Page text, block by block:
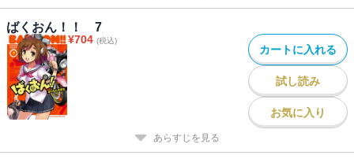
ばくおん！！ 7
¥704 (税込)
カートに入れる
試し読み
お気に入り
あらすじを見る